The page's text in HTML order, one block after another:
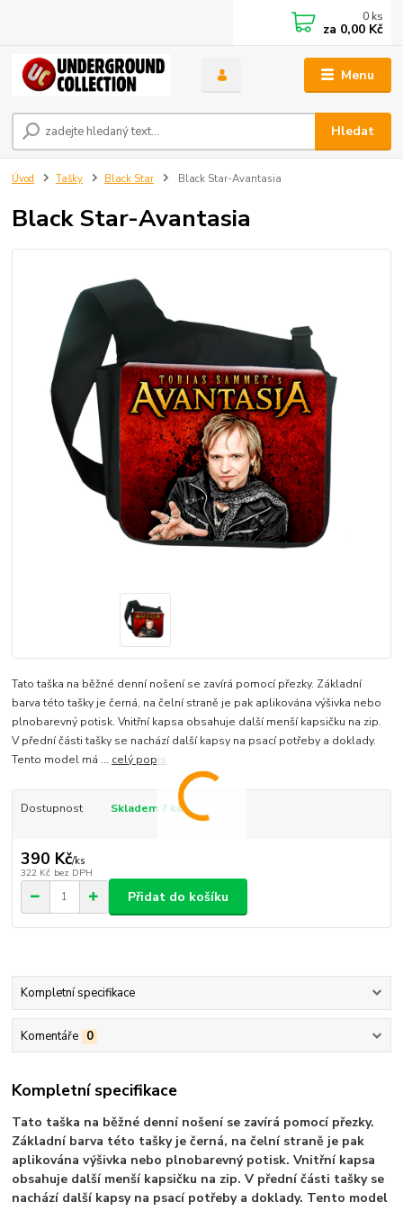
Menu
Hledat
0 ks
za 0,00 Kč
Úvod Tašky Black Star Black Star-Avantasia
Black Star-Avantasia
Tato taška na běžné denní nošení se zavírá pomocí přezky. Základní
barva této tašky je černá, na čelní straně je pak aplikována výšivka nebo
plnobarevný potisk. Vnitřní kapsa obsahuje další menší kapsičku na zip.
V přední části tašky se nachází další kapsy na psací potřeby a doklady.
Tento model má ... celý popis
Dostupnost Skladem 7 ks
390 Kč/ks
322 Kč bez DPH
Přidat do košíku
Kompletní specifikace
Komentáře 0
Kompletní specifikace
Tato taška na běžné denní nošení se zavírá pomocí přezky.
Základní barva této tašky je černá, na čelní straně je pak
aplikována výšivka nebo plnobarevný potisk. Vnitřní kapsa
obsahuje další menší kapsičku na zip. V přední části tašky se
nachází další kapsy na psací potřeby a doklady. Tento model